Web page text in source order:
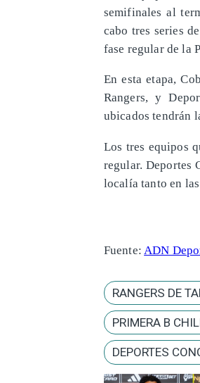
semifinales al
cabo tres series
fase regular de la
En esta etapa,
Rangers, y
ubicados tendrán
Los tres equipos
regular. Deportes
localía tanto en
Fuente: ADN
RANGERS DE
PRIMERA B
DEPORTES